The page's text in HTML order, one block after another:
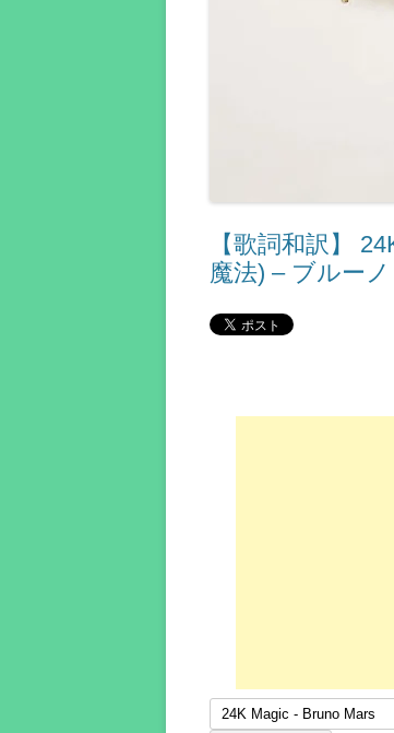
【歌詞和訳】
魔法) – ブルー